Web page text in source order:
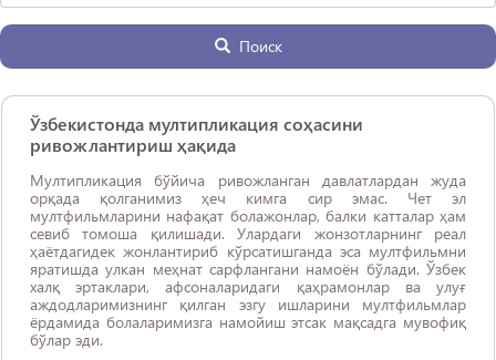
Поиск
Ўзбекистонда мултипликация соҳасини
ривожлантириш ҳақида
Мултипликация бўйича ривожланган давлатлардан жуда
орқада қолганимиз ҳеч кимга сир эмас. Чет эл
мултфильмларини нафақат болажонлар, балки катталар ҳам
севиб томоша қилишади. Улардаги жонзотларнинг реал
ҳаётдагидек жонлантириб кўрсатишганда эса мултфильмни
яратишда улкан меҳнат сарфлангани намоён бўлади. Ўзбек
халқ эртаклари, афсоналаридаги қаҳрамонлар ва улуғ
аждодларимизнинг қилган эзгу ишларини мултфильмлар
ёрдамида болаларимизга намойиш этсак мақсадга мувофиқ
бўлар эди.